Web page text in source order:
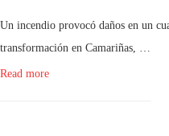
Un incendio provocó daños en un
transformación en Camariñas, …
Read more